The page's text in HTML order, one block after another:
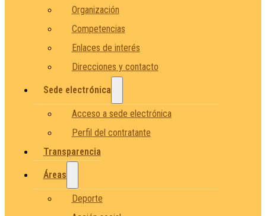
Organización
Competencias
Enlaces de interés
Direcciones y contacto
Sede electrónica
Acceso a sede electrónica
Perfil del contratante
Transparencia
Áreas
Deporte